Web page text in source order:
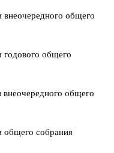
общего
общего
общего
общего собрания